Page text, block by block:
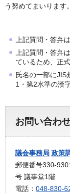
う努めてまいります。
上記質問・答弁
上記質問・答弁
ているため、正
氏名の一部にJIS
1・第2水準の漢
お問い合わ
議会事務局 政策
郵便番号330-
号 議事堂1階
電話： 048-830-